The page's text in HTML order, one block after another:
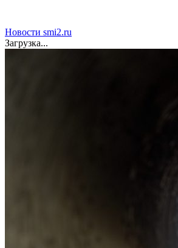
Новости smi2.ru
Загрузка...